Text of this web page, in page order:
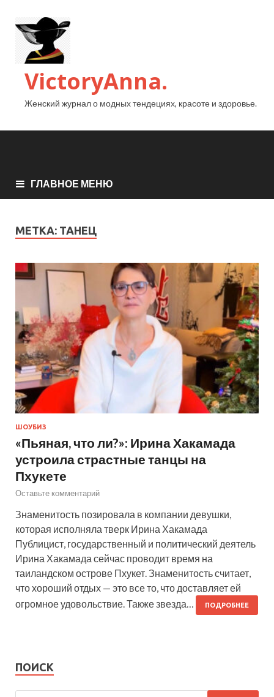
VictoryAnna.
Женский журнал о модных тендециях, красоте и здоровье.
ГЛАВНОЕ МЕНЮ
МЕТКА: ТАНЕЦ
ШОУБИЗ
«Пьяная, что ли?»: Ирина Хакамада
устроила страстные танцы на
Пхукете
Оставьте комментарий
Знаменитость позировала в компании девушки,
которая исполняла тверк Ирина Хакамада
Публицист, государственный и политический деятель
Ирина Хакамада сейчас проводит время на
таиландском острове Пхукет. Знаменитость считает,
что хороший отдых — это все то, что доставляет ей
огромное удовольствие. Также звезда…
ПОДРОБНЕЕ
ПОИСК